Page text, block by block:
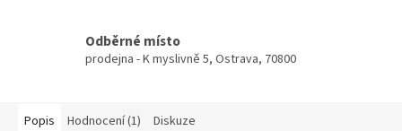
Odběrné místo
prodejna - K myslivně 5, Ostrava, 70800
Popis Hodnocení (1) Diskuze